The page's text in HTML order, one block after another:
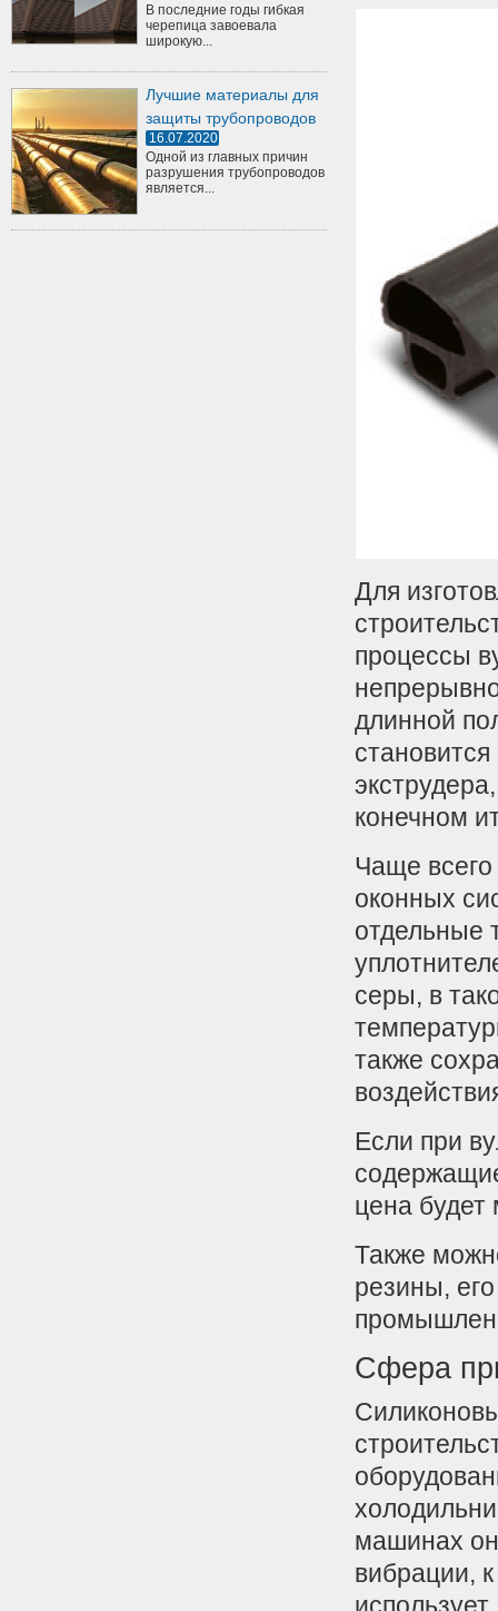
В последние годы гибкая
черепица завоевала
широкую...
Лучшие материалы для
защиты трубопроводов
16.07.2020
Одной из главных причин
разрушения трубопроводов
является...
Для
процессы
длинной
конечном
Чаще всего
оконных
отдельные
серы, в
также
Если при
цена
Также
резины,
Сфера
машинах
вибрации,